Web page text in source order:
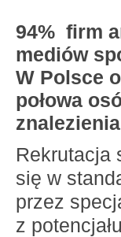
94% firm
mediów
W Polsce
połowa
Rekrutacja
się w
przez
z